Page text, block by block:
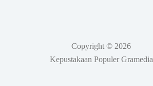
Copyright © 2026
Kepustakaan Populer Gramedia